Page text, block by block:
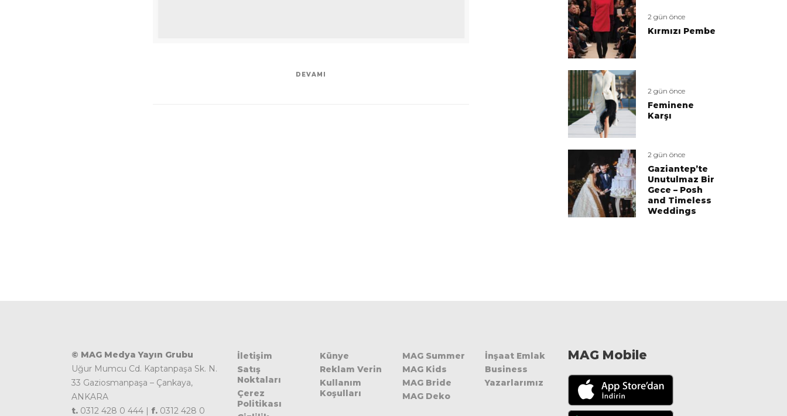
DEVAMI
2 gün önce
Kırmızı Pembe
2 gün önce
Feminene
Karşı
2 gün önce
Gaziantep’te
Unutulmaz Bir
Gece – Posh
and Timeless
Weddings
© MAG Medya Yayın Grubu
Uğur Mumcu Cd. Kaptanpaşa Sk. N.
33 Gaziosmanpaşa – Çankaya,
ANKARA
t. 0312 428 0 444 | f. 0312 428 0
İletişim
Satış
Noktaları
Çerez
Politikası
Künye
Reklam Verin
Kullanım
Koşulları
MAG Summer
MAG Kids
MAG Bride
MAG Deko
İnşaat Emlak
Business
Yazarlarımız
MAG Mobile